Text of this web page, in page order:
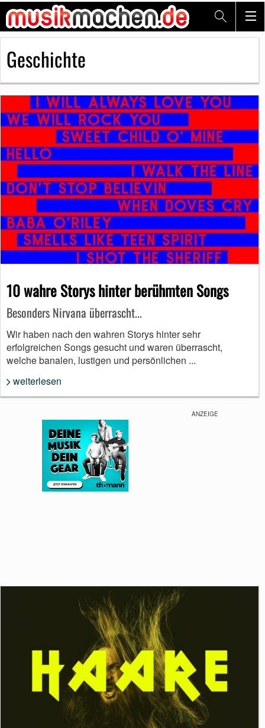
Geschichte
10 wahre Storys hinter berühmten Songs
Besonders Nirvana überrascht...
Wir haben nach den wahren Storys hinter sehr
erfolgreichen Songs gesucht und waren überrascht,
welche banalen, lustigen und persönlichen ...
weiterlesen